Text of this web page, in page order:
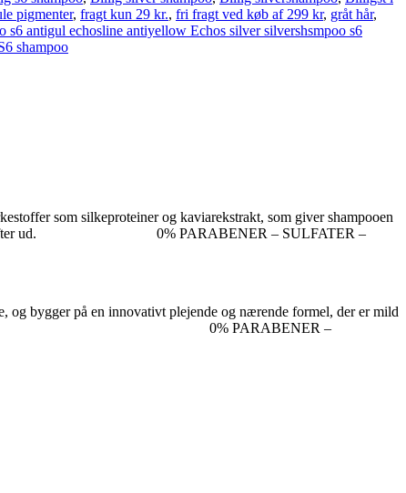
pigmenter, fragt kun 29 kr., fri fragt ved køb af 299 kr, gråt hår,
s6 antigul echosline antiyellow Echos silver silvershsmpoo s6
shampoo
som silkeproteiner og kaviarekstrakt, som giver shampooen
skylles derefter ud. 0% PARABENER – SULFATER –
og bygger på en innovativt plejende og nærende formel, der er mild
grundigt ud med vand. 0% PARABENER –